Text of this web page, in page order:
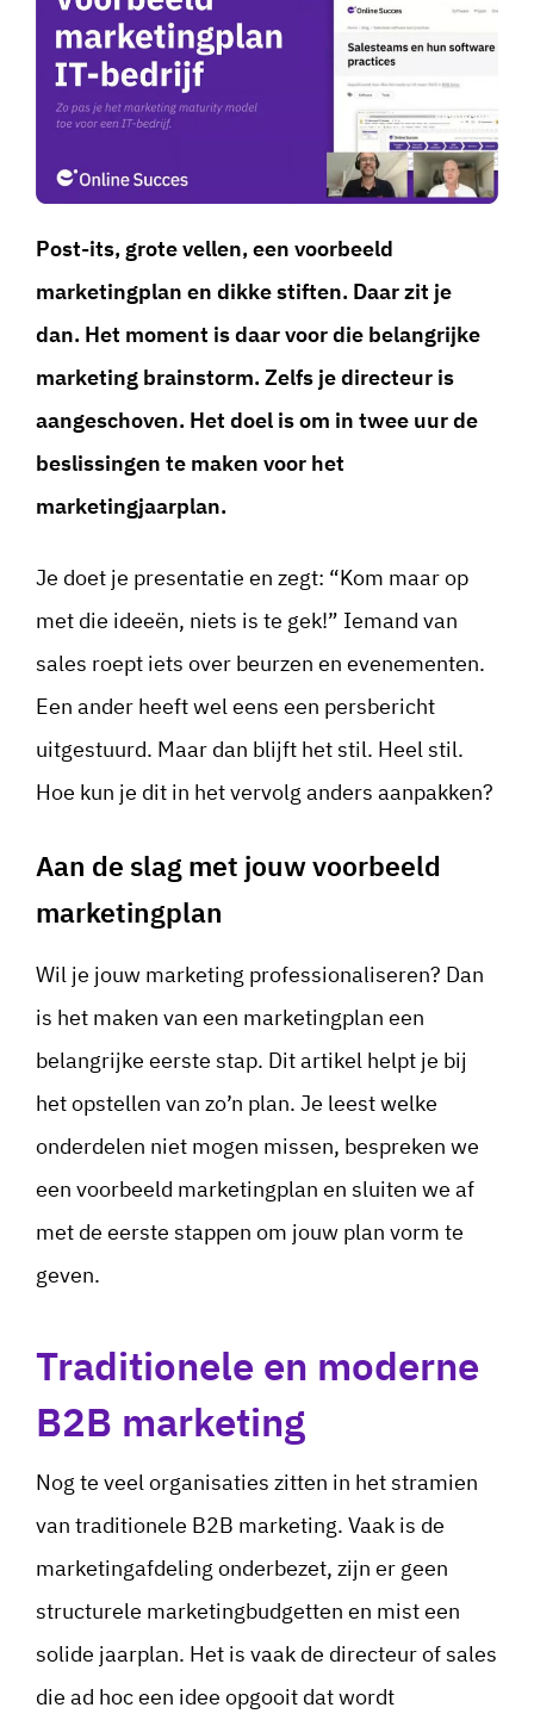
Post-its, grote vellen, een voorbeeld
marketingplan en dikke stiften. Daar zit je
dan. Het moment is daar voor die belangrijke
marketing brainstorm. Zelfs je directeur is
aangeschoven. Het doel is om in twee uur de
beslissingen te maken voor het
marketingjaarplan.
Je doet je presentatie en zegt: “Kom maar op
met die ideeën, niets is te gek!” Iemand van
sales roept iets over beurzen en evenementen.
Een ander heeft wel eens een persbericht
uitgestuurd. Maar dan blijft het stil. Heel stil.
Hoe kun je dit in het vervolg anders aanpakken?
Aan de slag met jouw voorbeeld
marketingplan
Wil je jouw marketing professionaliseren? Dan
is het maken van een marketingplan een
belangrijke eerste stap. Dit artikel helpt je bij
het opstellen van zo’n plan. Je leest welke
onderdelen niet mogen missen, bespreken we
een voorbeeld marketingplan en sluiten we af
met de eerste stappen om jouw plan vorm te
geven.
Traditionele en moderne
B2B marketing
Nog te veel organisaties zitten in het stramien
van traditionele B2B marketing. Vaak is de
marketingafdeling onderbezet, zijn er geen
structurele marketingbudgetten en mist een
solide jaarplan. Het is vaak de directeur of sales
die ad hoc een idee opgooit dat wordt